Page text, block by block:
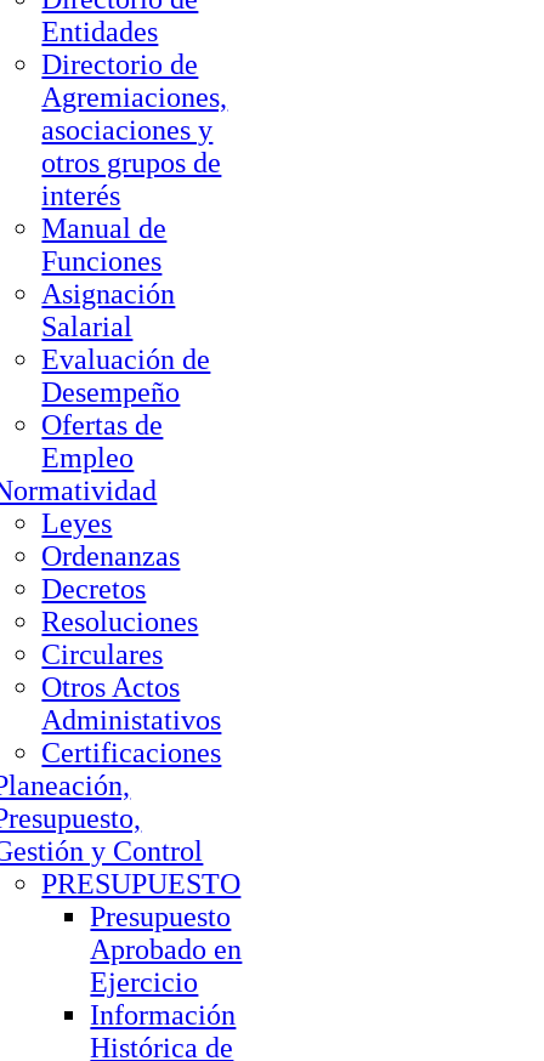
Entidades
Directorio de
Agremiaciones,
asociaciones y
otros grupos de
interés
Manual de
Funciones
Asignación
Salarial
Evaluación de
Desempeño
Ofertas de
Empleo
Leyes
Ordenanzas
Decretos
Resoluciones
Circulares
Otros Actos
Administativos
Certificaciones
y Control
PRESUPUESTO
Presupuesto
Aprobado en
Ejercicio
Información
Histórica de